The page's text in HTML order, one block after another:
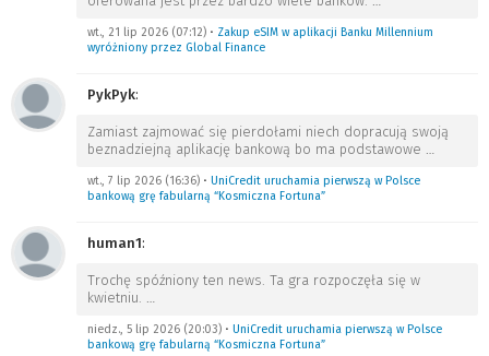
wt., 21 lip 2026 (07:12) • Zakup eSIM w aplikacji Banku Millennium
wyróżniony przez Global Finance
PykPyk:
Zamiast zajmować się pierdołami niech dopracują swoją
beznadziejną aplikację bankową bo ma podstawowe …
wt., 7 lip 2026 (16:36) • UniCredit uruchamia pierwszą w Polsce
bankową grę fabularną “Kosmiczna Fortuna”
human1:
Trochę spóźniony ten news. Ta gra rozpoczęła się w
kwietniu. …
niedz., 5 lip 2026 (20:03) • UniCredit uruchamia pierwszą w Polsce
bankową grę fabularną “Kosmiczna Fortuna”